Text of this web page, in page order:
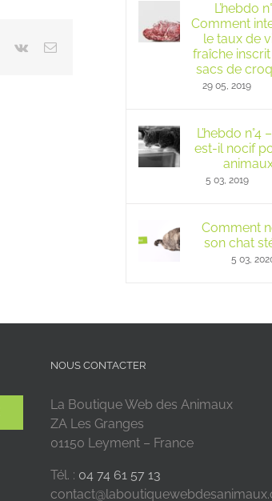
Pinterest
Vk Email
L’hebdo
Comment
le taux de
fraîche
sacs de
29 05, 2019
L’hebdo n°4
est-il nocif
5 03, 2019
Comment
son chat
5 03,
NOUS CONTACTER
La Boutique Web des Animaux
ZA Les Granges
01150 Leyment – France
Tél. : 04 74 61 57 13